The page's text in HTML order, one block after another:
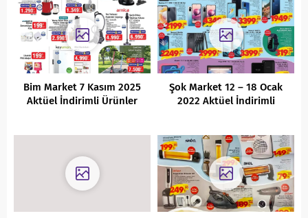
Bim Market 7 Kasım 2025
Aktüel İndirimli Ürünler
Şok Market 12 – 18 Ocak
2022 Aktüel İndirimli